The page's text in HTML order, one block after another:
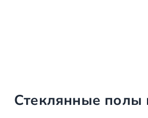
Стеклянные полы